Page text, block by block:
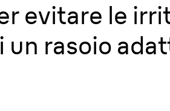
evitare le
rasoio